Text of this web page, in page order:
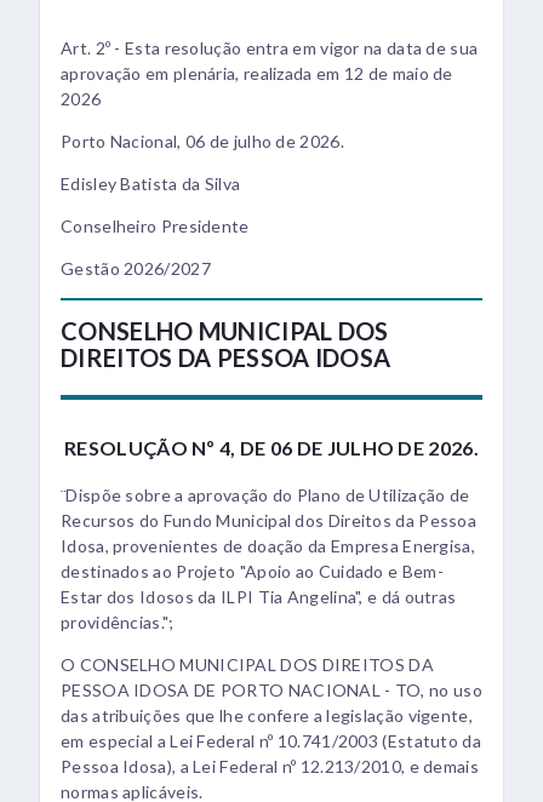
Art. 2º - Esta resolução entra em vigor na data de sua
aprovação em plenária, realizada em 12 de maio de
2026
Porto Nacional, 06 de julho de 2026.
Edisley Batista da Silva
Conselheiro Presidente
Gestão 2026/2027
CONSELHO MUNICIPAL DOS
DIREITOS DA PESSOA IDOSA
RESOLUÇÃO Nº 4, DE 06 DE JULHO DE 2026.
¨Dispõe sobre a aprovação do Plano de Utilização de
Recursos do Fundo Municipal dos Direitos da Pessoa
Idosa, provenientes de doação da Empresa Energisa,
destinados ao Projeto "Apoio ao Cuidado e Bem-
Estar dos Idosos da ILPI Tia Angelina", e dá outras
providências.";
O CONSELHO MUNICIPAL DOS DIREITOS DA
PESSOA IDOSA DE PORTO NACIONAL - TO, no uso
das atribuições que lhe confere a legislação vigente,
em especial a Lei Federal nº 10.741/2003 (Estatuto da
Pessoa Idosa), a Lei Federal nº 12.213/2010, e demais
normas aplicáveis.